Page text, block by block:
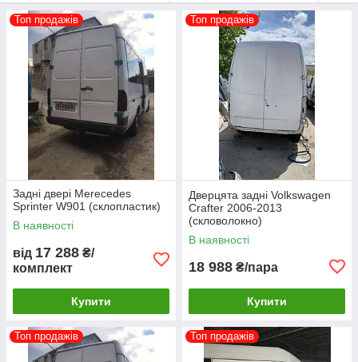
Топ продажів
Задні двері Merecedes
Sprinter W901 (склопластик)
В наявності
від 17 288 ₴/
комплект
Купити
Топ продажів
Дверцята задні Volkswagen
Crafter 2006-2013
(скловолокно)
В наявності
18 988 ₴/пара
Купити
Топ продажів Топ продажів